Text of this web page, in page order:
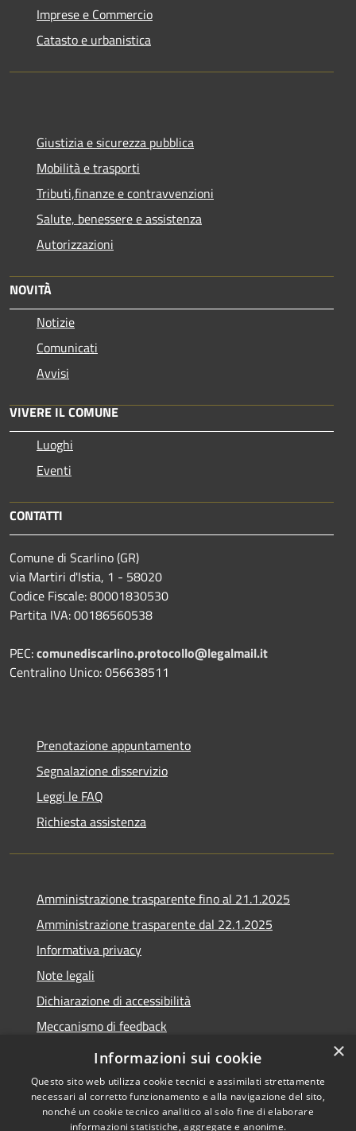
Imprese e Commercio
Catasto e urbanistica
Giustizia e sicurezza pubblica
Mobilità e trasporti
Tributi,finanze e contravvenzioni
Salute, benessere e assistenza
Autorizzazioni
NOVITÀ
Notizie
Comunicati
Avvisi
VIVERE IL COMUNE
Luoghi
Eventi
CONTATTI
Comune di Scarlino (GR)
via Martiri d'Istia, 1 - 58020
Codice Fiscale: 80001830530
Partita IVA: 00186560538
PEC:comunediscarlino.protocollo@legalmail.it
Centralino Unico: 056638511
Prenotazione appuntamento
Segnalazione disservizio
Leggi le FAQ
Richiesta assistenza
Amministrazione trasparente fino al 21.1.2025
Amministrazione trasparente dal 22.1.2025
Informativa privacy
Note legali
Dichiarazione di accessibilità
Meccanismo di feedback
Whistleblowing
×
Informazioni sui cookie
Questo sito web utilizza cookie tecnici e assimilati strettamente
necessari al corretto funzionamento e alla navigazione del sito,
nonché un cookie tecnico analitico al solo fine di elaborare
informazioni statistiche, aggregate e anonime.